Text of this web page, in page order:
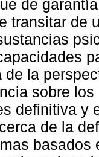
de
transitar de
de la
sobre
definitiva y
de la
basados